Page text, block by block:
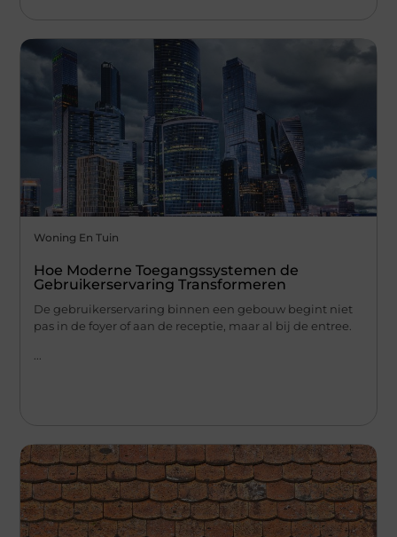
Woning En Tuin
Hoe Moderne Toegangssystemen de
Gebruikerservaring Transformeren
De gebruikerservaring binnen een gebouw begint niet
pas in de foyer of aan de receptie, maar al bij de entree.
...